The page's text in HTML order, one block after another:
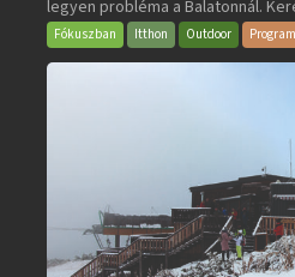
legyen probléma a Balatonnál.
Fókuszban Itthon Outdoor